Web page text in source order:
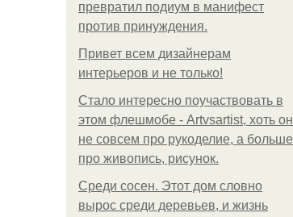
превратил подиум в манифест
против принуждения.
Привет всем дизайнерам
интерьеров и не только!
Стало интересно поучаствовать в
этом флешмобе - Artvsartist, хоть он
не совсем про рукоделие, а больше
про живопись, рисунок.
Среди сосен. Этот дом словно
вырос среди деревьев, и жизнь